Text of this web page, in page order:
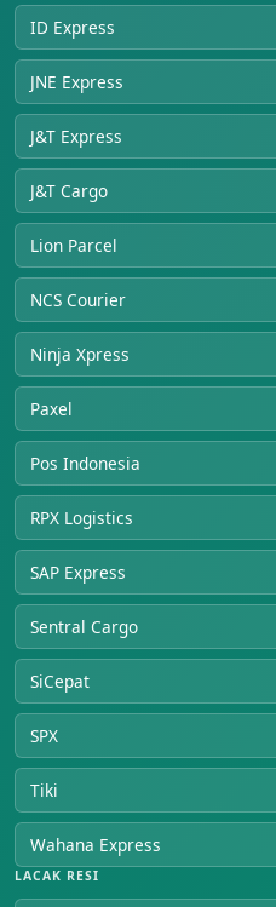
ID Express
JNE Express
J&T Express
J&T Cargo
Lion Parcel
NCS Courier
Ninja Xpress
Paxel
Pos Indonesia
RPX Logistics
SAP Express
Sentral Cargo
SiCepat
SPX
Tiki
Wahana Express
LACAK RESI